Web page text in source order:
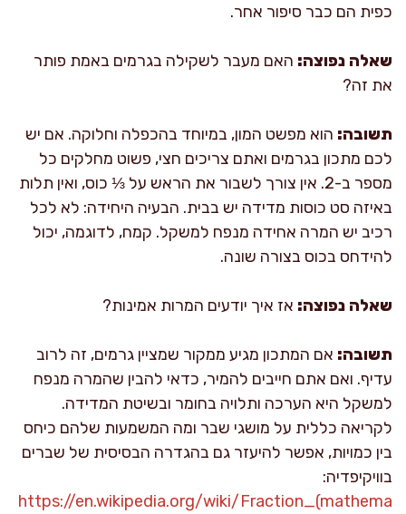
כפית הם כבר סיפור אחר.
שאלה נפוצה: האם מעבר לשקילה בגרמים באמת פותר
את זה?
תשובה: הוא מפשט המון, במיוחד בהכפלה וחלוקה. אם יש
לכם מתכון בגרמים ואתם צריכים חצי, פשוט מחלקים כל
מספר ב-2. אין צורך לשבור את הראש על ⅓ כוס, ואין תלות
באיזה סט כוסות מדידה יש בבית. הבעיה היחידה: לא לכל
רכיב יש המרה אחידה מנפח למשקל. קמח, לדוגמה, יכול
להידחס בכוס בצורה שונה.
שאלה נפוצה: אז איך יודעים המרות אמינות?
תשובה: אם המתכון מגיע ממקור שמציין גרמים, זה לרוב
עדיף. ואם אתם חייבים להמיר, כדאי להבין שהמרה מנפח
למשקל היא הערכה ותלויה בחומר ובשיטת המדידה.
לקריאה כללית על מושגי שבר ומה המשמעות שלהם כיחס
בין כמויות, אפשר להיעזר גם בהגדרה הבסיסית של שברים
בוויקיפדיה:
https://en.wikipedia.org/wiki/Fraction_(mathema